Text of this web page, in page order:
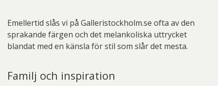
Emellertid slås vi på Galleristockholm.se ofta av den
sprakande färgen och det melankoliska uttrycket
blandat med en känsla för stil som slår det mesta.
Familj och inspiration